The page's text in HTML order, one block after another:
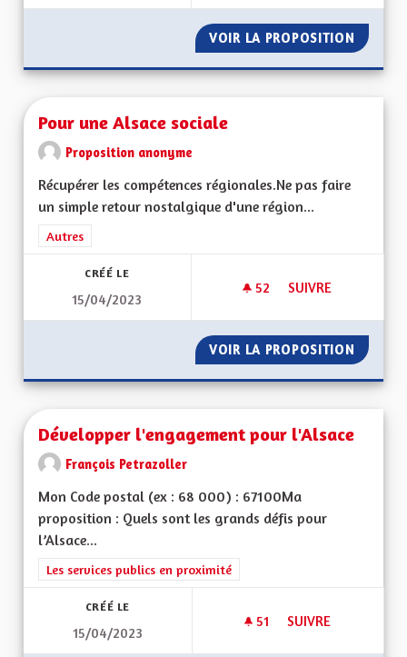
VOIR LA PROPOSITION
Pour une Alsace sociale
Proposition anonyme
Récupérer les compétences régionales.Ne pas faire
un simple retour nostalgique d'une région...
Filtrer les résultats de la catégorie : Autres
Autres
CRÉÉ LE
15/04/2023
52 52 ABONNÉS
SUIVRE
VOIR LA PROPOSITION POUR
Développer l'engagement pour l'Alsace
François Petrazoller
Mon Code postal (ex : 68 000) : 67100Ma
proposition : Quels sont les grands défis pour
l’Alsace...
Filtrer les résultats de la catégorie : Les services publics en
Les services publics en proximité
CRÉÉ LE
15/04/2023
51 51 ABONNÉS
SUIVRE